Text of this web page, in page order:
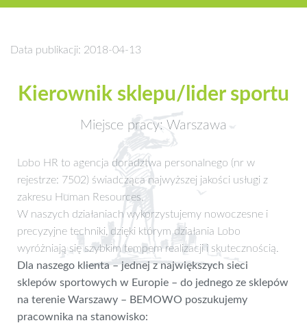
Data publikacji: 2018-04-13
Kierownik sklepu/lider sportu
Miejsce pracy: Warszawa
Lobo HR to agencja doradztwa personalnego (nr w
rejestrze: 7502) świadcząca najwyższej jakości usługi z
zakresu Human Resources.
W naszych działaniach wykorzystujemy nowoczesne i
precyzyjne techniki, dzięki którym działania Lobo
wyróżniają się szybkim tempem realizacji i skutecznością.
Dla naszego klienta – jednej z największych sieci
sklepów sportowych w Europie – do jednego ze sklepów
na terenie Warszawy – BEMOWO poszukujemy
pracownika na stanowisko: